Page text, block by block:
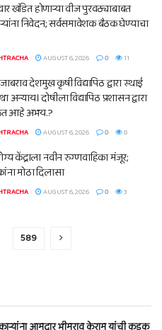
खंडित होणाऱ्या वीज पुरवठ्याबाबत
निवेदन; सर्वसमावेशक बैठक घेण्याचा
AUGUST 6, 2026 0 11
देशमुख कृषी विद्यापिठ द्वारा स्थाई
दोषीला विद्यापिठ प्रशासन द्वारा
आहे अभय.?
AUGUST 6, 2026 0 8
केंद्राला नवीन रुग्णवाहिका मंजूर;
मोठा दिलासा
AUGUST 6, 2026 0 3
589
आमदार भीमराव केराम यांची कडक